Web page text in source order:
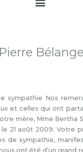
sympathie Nos
et celles qui ont
mère, Mme Bertha
le 21 août 2009. Votre
de sympathie,
ont été d’un grand